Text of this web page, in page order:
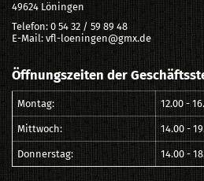
49624 Löningen
Telefon: 0 54 32 / 59 89 48
E-Mail: vfl-loeningen@gmx.de
Öffnungszeiten der
Montag: 12.00 -
Mittwoch: 14.00 -
Donnerstag: 14.00 -